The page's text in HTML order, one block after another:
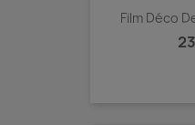
Film Déco